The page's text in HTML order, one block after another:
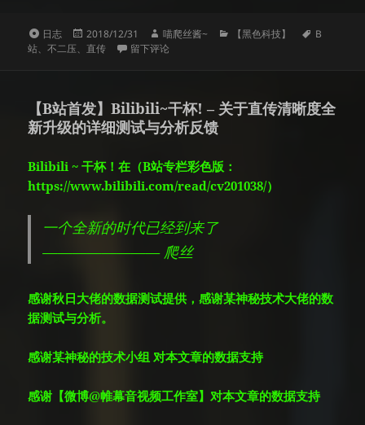
格
式
日志
发
布
2018/12/31
作
者
喵爬丝酱~
分【黑色科技】
标
B
站、不二压、直传 于确定B站支持High4.2完美不二压
留下评论
【B站首发】Bilibili~干杯! – 关于直传清晰度全
新升级的详细测试与分析反馈
Bilibili ~ 干杯！在（B站专栏彩色版：
https://www.bilibili.com/read/cv201038/）
一个全新的时代已经到来了
———————— 爬丝
感谢秋日大佬的数据测试提供，感谢某神秘技术大佬的数
据测试与分析。
感谢某神秘的技术小组 对本文章的数据支持
感谢【微博@帷幕音视频工作室】对本文章的数据支持